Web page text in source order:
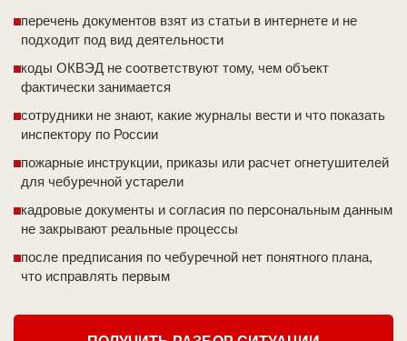
перечень документов взят из статьи в интернете и не
подходит под вид деятельности
коды ОКВЭД не соответствуют тому, чем объект
фактически занимается
сотрудники не знают, какие журналы вести и что показать
инспектору по России
пожарные инструкции, приказы или расчет огнетушителей
для чебуречной устарели
кадровые документы и согласия по персональным данным
не закрывают реальные процессы
после предписания по чебуречной нет понятного плана,
что исправлять первым